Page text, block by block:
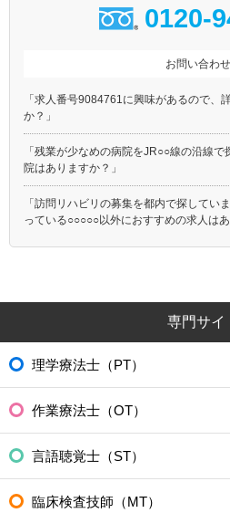
0120-
お問い合わ
「求人番号9084761に興味があるので、
か？」
「残業が少なめの病院をJR○○線の沿線
院はありますか？」
「訪問リハビリの募集を都内で探してい
っている○○○○○以外におすすめの求人はあ
専門サイ
理学療法士（PT）
作業療法士（OT）
言語聴覚士（ST）
臨床検査技師（MT）